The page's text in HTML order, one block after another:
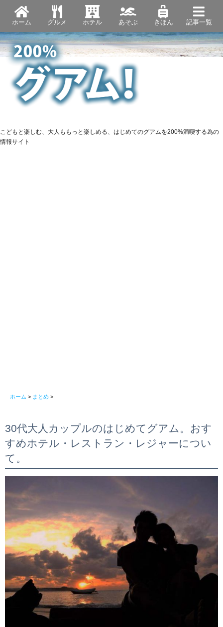
ホーム グルメ ホテル あそぶ きほん 記事一覧
こどもと楽しむ、大人ももっと楽しめる、はじめてのグアムを200%満喫する為の
情報サイト
ホーム > まとめ >
30代大人カップルのはじめてグアム。おす
すめホテル・レストラン・レジャーについ
て。